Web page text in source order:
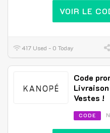
VOIR LE
417 Used - 0 Today
Code
Vestes !
CODE